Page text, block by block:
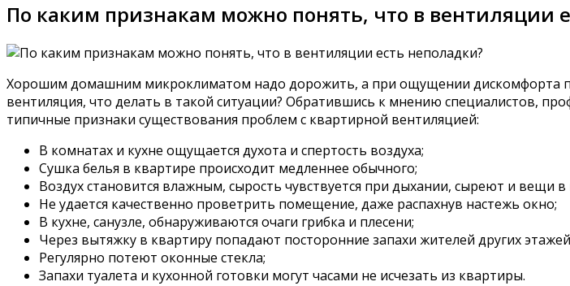
По каким признакам можно понять, что в вентиляции
Хорошим домашним микроклиматом надо дорожить, а при ощущении дискомфорта
вентиляция, что делать в такой ситуации? Обратившись к мнению специалистов,
типичные признаки существования проблем с квартирной вентиляцией:
В комнатах и кухне ощущается духота и спертость воздуха;
Сушка белья в квартире происходит медленнее обычного;
Воздух становится влажным, сырость чувствуется при дыхании, сыреют и вещи в
Не удается качественно проветрить помещение, даже распахнув настежь окно;
В кухне, санузле, обнаруживаются очаги грибка и плесени;
Через вытяжку в квартиру попадают посторонние запахи жителей других
Регулярно потеют оконные стекла;
Запахи туалета и кухонной готовки могут часами не исчезать из квартиры.